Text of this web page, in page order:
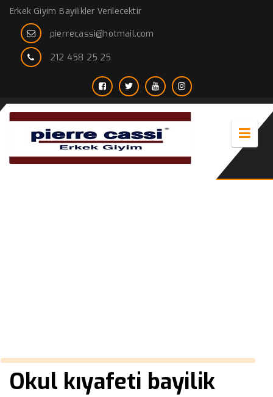
Erkek Giyim Bayilikler Verilecektir
pierrecassi@hotmail.com
212 458 25 25
Okul kıyafeti bayilik